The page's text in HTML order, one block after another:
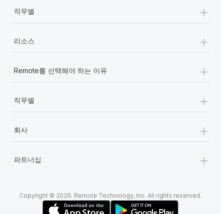
직무별 +
리소스 +
Remote를 선택해야 하는 이유 +
직무별 +
회사 +
파트너십 +
Copyright © 2026. Remote Technology, Inc. All rights reserved.